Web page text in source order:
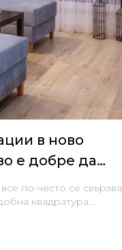
в ново
е добре да
по-често се свързва
квадратура…